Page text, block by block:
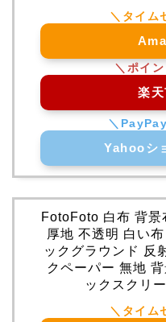
楽
Yahooシ
FotoFoto 白布 背景
厚地 不透明 白い
ックグラウンド 反
クペーパー 無地
ックスクリ